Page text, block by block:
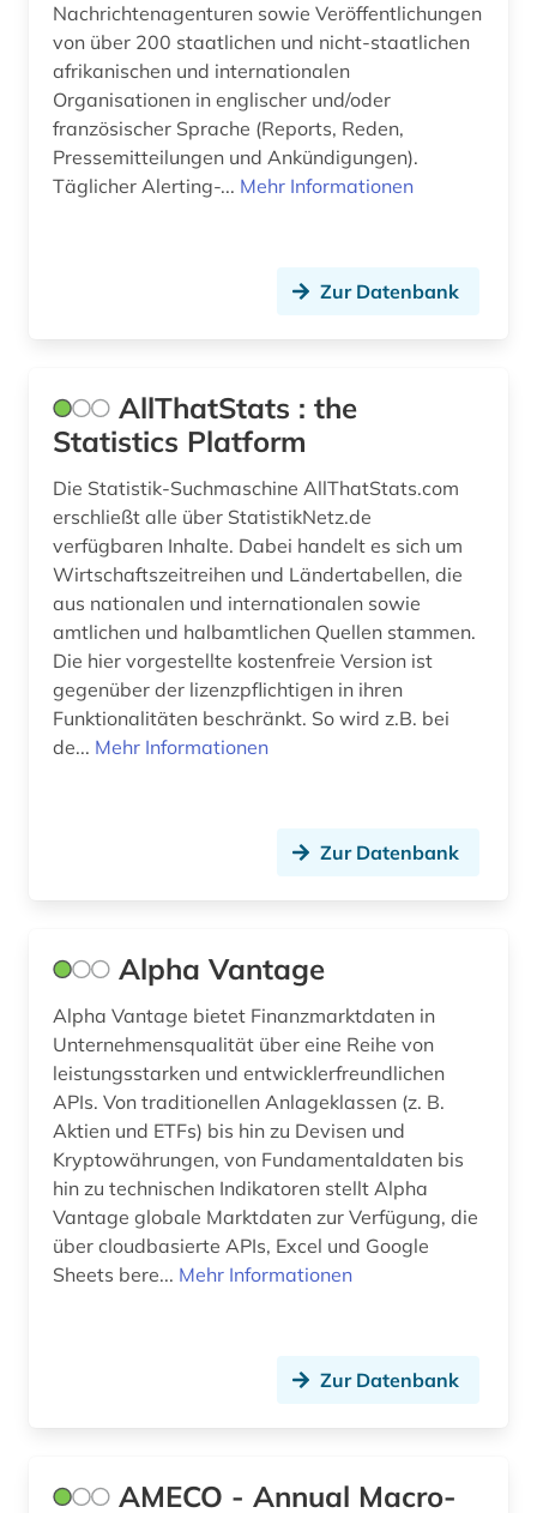
entwicklungsforschung (4)
entwicklungshilfe (3)
entwicklungsländer (6)
entwicklungspolitik (11)
enzyklopädie (2)
ernährung (2)
estland (1)
eth zürich (1)
ethnologie (1)
eu (2)
eu-staaten (1)
europa (10)
european university institute (1)
europäische union (27)
sozialausschuss (1)
europäisches schrifttum (2)
europäisches schriftum (1)
evaluation (1)
export (4)
f&amp;e (1)
Nachrichtenagenturen sowie Veröffentlichungen
von über 200 staatlichen und nicht-staatlichen
afrikanischen und internationalen
Organisationen in englischer und/oder
französischer Sprache (Reports, Reden,
Pressemitteilungen und Ankündigungen).
Täglicher Alerting-... Mehr Informationen
Zur Datenbank
AllThatStats : the
Statistics Platform
Die Statistik-Suchmaschine AllThatStats.com
erschließt alle über StatistikNetz.de
verfügbaren Inhalte. Dabei handelt es sich um
Wirtschaftszeitreihen und Ländertabellen, die
aus nationalen und internationalen sowie
amtlichen und halbamtlichen Quellen stammen.
Die hier vorgestellte kostenfreie Version ist
gegenüber der lizenzpflichtigen in ihren
Funktionalitäten beschränkt. So wird z.B. bei
de... Mehr Informationen
Zur Datenbank
Alpha Vantage
Alpha Vantage bietet Finanzmarktdaten in
Unternehmensqualität über eine Reihe von
leistungsstarken und entwicklerfreundlichen
APIs. Von traditionellen Anlageklassen (z. B.
Aktien und ETFs) bis hin zu Devisen und
Kryptowährungen, von Fundamentaldaten bis
hin zu technischen Indikatoren stellt Alpha
Vantage globale Marktdaten zur Verfügung, die
über cloudbasierte APIs, Excel und Google
Sheets bere... Mehr Informationen
Zur Datenbank
AMECO - Annual Macro-